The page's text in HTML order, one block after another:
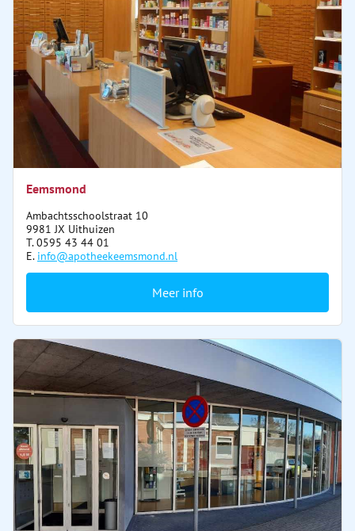
Eemsmond
Ambachtsschoolstraat 10
9981 JX Uithuizen
T. 0595 43 44 01
E. info@apotheekeemsmond.nl
Meer info